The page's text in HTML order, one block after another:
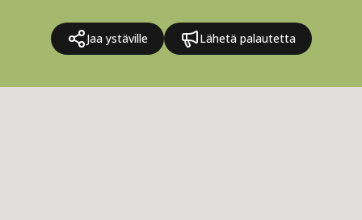
Jaa ystäville Lähetä palautetta